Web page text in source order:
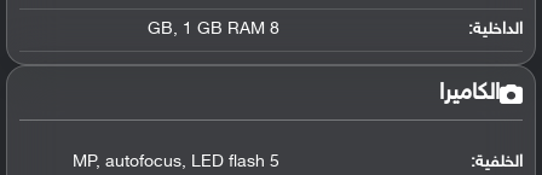
الداخلية: 8 GB
, 1 GB RAM
الكاميرا
الخلفية: 5 MP
, autofocus, LED flash